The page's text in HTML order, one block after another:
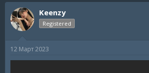
т
о
р
т
м
ы
т
а
н
а
л
Keenzy
Registered
12 Март 2023